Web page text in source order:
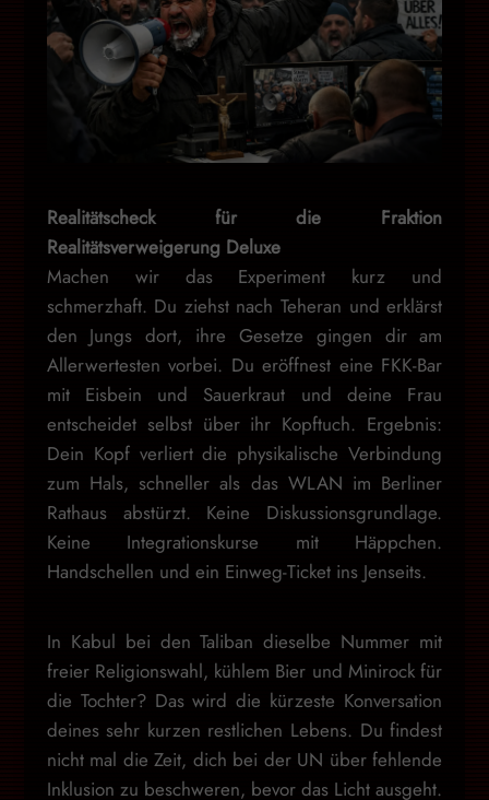
Realitätscheck für die Fraktion
Realitätsverweigerung Deluxe
Machen wir das Experiment kurz und
schmerzhaft. Du ziehst nach Teheran und erklärst
den Jungs dort, ihre Gesetze gingen dir am
Allerwertesten vorbei. Du eröffnest eine FKK-Bar
mit Eisbein und Sauerkraut und deine Frau
entscheidet selbst über ihr Kopftuch. Ergebnis:
Dein Kopf verliert die physikalische Verbindung
zum Hals, schneller als das WLAN im Berliner
Rathaus abstürzt. Keine Diskussionsgrundlage.
Keine Integrationskurse mit Häppchen.
Handschellen und ein Einweg-Ticket ins Jenseits.
In Kabul bei den Taliban dieselbe Nummer mit
freier Religionswahl, kühlem Bier und Minirock für
die Tochter? Das wird die kürzeste Konversation
deines sehr kurzen restlichen Lebens. Du findest
nicht mal die Zeit, dich bei der UN über fehlende
Inklusion zu beschweren, bevor das Licht ausgeht.